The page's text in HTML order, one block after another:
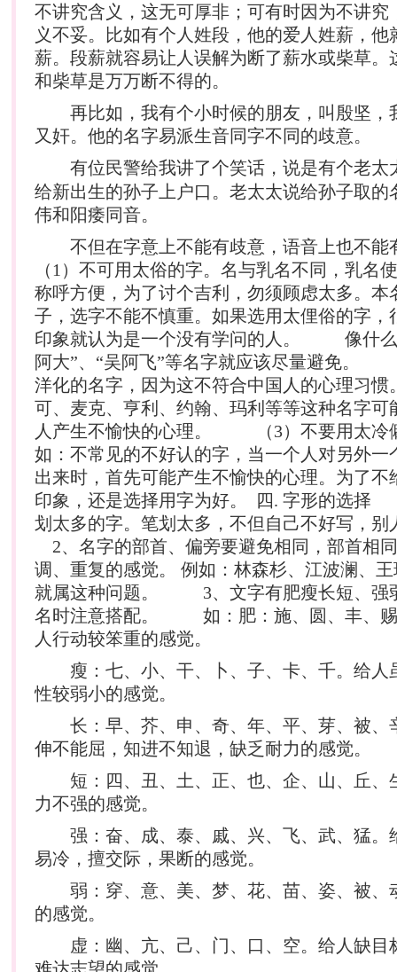
不讲究含义，这无可厚非；可有时因为不讲究
义不妥。比如有个人姓段，他的爱人姓薪，他
薪。段薪就容易让人误解为断了薪水或柴草。
和柴草是万万断不得的。
再比如，我有个小时候的朋友，叫殷坚，
又奸。他的名字易派生音同字不同的歧意。
有位民警给我讲了个笑话，说是有个老太
给新出生的孙子上户口。老太太说给孙子取的
伟和阳痿同音。
不但在字意上不能有歧意，语音上也
（1）不可用太俗的字。名与乳名不同，乳名
称呼方便，为了讨个吉利，勿须顾虑太多。本
子，选字不能不慎重。如果选用太俚俗的字，
印象就认为是一个没有学问的人。 像什么
阿大”、“吴阿飞”等名字就应该尽量避免。
洋化的名字，因为这不符合中国人的心理
可、麦克、亨利、约翰、玛利等等这种名字可
人产生不愉快的心理。 （3）不要用太
如：不常见的不好认的字，当一个人对另外一
出来时，首先可能产生不愉快的心理。为了不
印象，还是选择用字为好。 四. 字形的选
划太多的字。笔划太多，不但自己不好写，
2、名字的部首、偏旁要避免相同，部首相
调、重复的感觉。 例如：林森杉、江波澜、
就属这种问题。 3、文字有肥瘦长短、强
名时注意搭配。 如：肥：施、圆、丰、赐
人行动较笨重的感觉。
瘦：七、小、干、卜、子、卡、千。给人
性较弱小的感觉。
长：早、芥、申、奇、年、平、芽、被、
伸不能屈，知进不知退，缺乏耐力的感觉。
短：四、丑、土、正、也、企、山、丘、
力不强的感觉。
强：奋、成、泰、戚、兴、飞、武、猛。
易冷，擅交际，果断的感觉。
弱：穿、意、美、梦、花、苗、姿、被、
的感觉。
虚：幽、亢、己、门、口、空。给人缺目